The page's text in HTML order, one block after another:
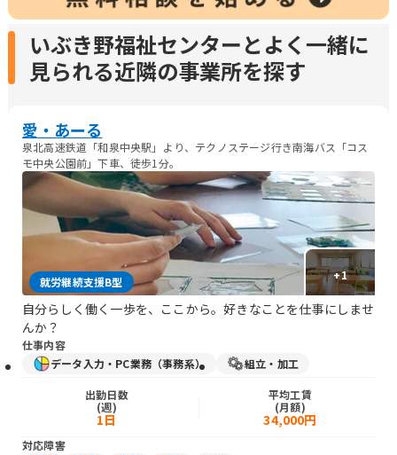
いぶき野福祉センターとよく一緒に
見られる近隣の事業所を探す
愛・あーる
泉北高速鉄道「和泉中央駅」より、テクノステージ行き南海バス「コス
モ中央公園前」下車、徒歩1分。
+1
就労継続支援B型
自分らしく働く一歩を、ここから。好きなことを仕事にしませ
んか？
仕事内容
データ入力・PC業務（事務系）
組立・加工
出勤日数
(週)
1日
平均工賃
(月額)
34,000円
対応障害